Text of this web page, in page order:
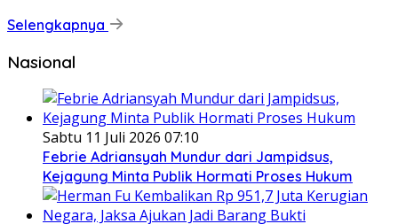
Selengkapnya
Nasional
Sabtu 11 Juli 2026 07:10
Febrie Adriansyah Mundur dari Jampidsus,
Kejagung Minta Publik Hormati Proses Hukum